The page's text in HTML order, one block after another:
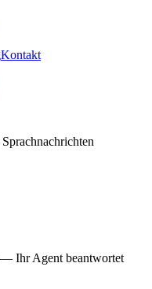
Kontakt
— Ihr Agent beantwortet